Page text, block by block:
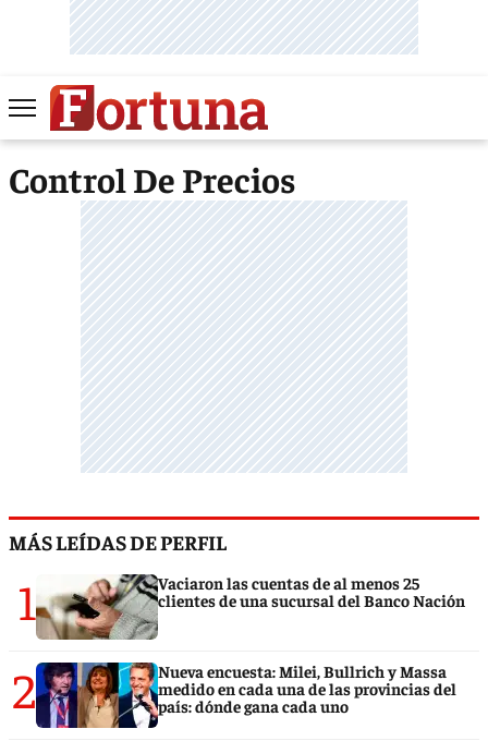
Control De Precios
MÁS LEÍDAS DE PERFIL
1
Vaciaron las cuentas de al menos 25
clientes de una sucursal del Banco Nación
2
Nueva encuesta: Milei, Bullrich y Massa
medido en cada una de las provincias del
país: dónde gana cada uno